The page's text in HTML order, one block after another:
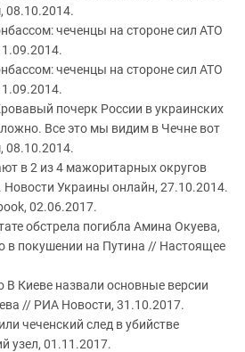
08.10.2014.
чеченцы на стороне сил АТО
чеченцы на стороне сил АТО
почерк России в украинских
Все это мы видим в Чечне вот
08.10.2014.
в 2 из 4 мажоритарных округов
Украины онлайн, 27.10.2014.
02.06.2017.
обстрела погибла Амина Окуева,
в покушении на Путина // Настоящее
В Киеве назвали основные версии
// РИА Новости, 31.10.2017.
чеченский след в убийстве
узел, 01.11.2017.